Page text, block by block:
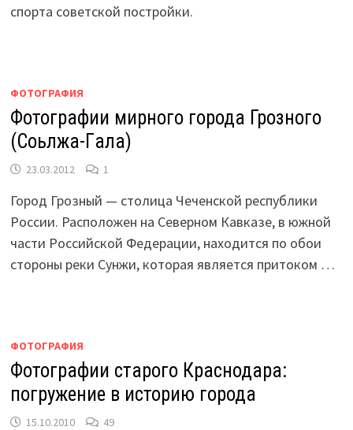
спорта советской постройки.
ФОТОГРАФИЯ
Фотографии мирного города Грозного
(Соьлжа-ГӀала)
23.03.2012 1
Город Грозный — столица Чеченской республики
России. Расположен на Северном Кавказе, в южной
части Российской Федерации, находится по обои
стороны реки Сунжи, которая является притоком …
ФОТОГРАФИЯ
Фотографии старого Краснодара:
погружение в историю города
15.10.2010 49